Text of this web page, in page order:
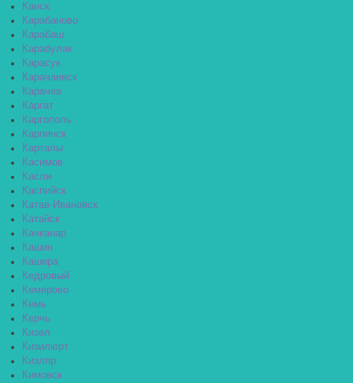
Канск
Карабаново
Карабаш
Карабулак
Карасук
Карачаевск
Карачев
Каргат
Каргополь
Карпинск
Карталы
Касимов
Касли
Каспийск
Катав-Ивановск
Катайск
Качканар
Кашин
Кашира
Кедровый
Кемерово
Кемь
Керчь
Кизел
Кизилюрт
Кизляр
Кимовск